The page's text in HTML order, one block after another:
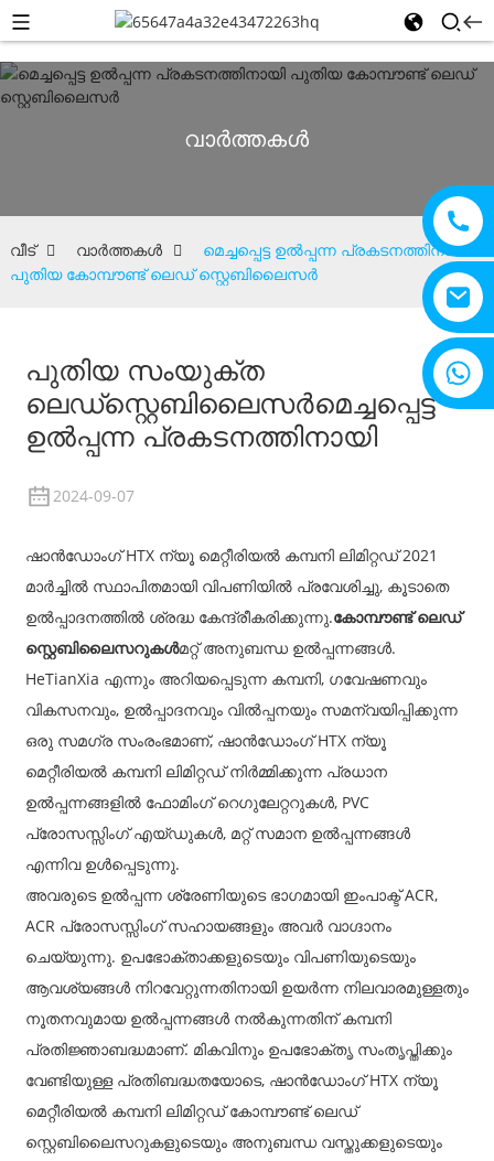
+8615805330828
വാർത്തകൾ
വീട് വാർത്തകൾ
മെച്ചപ്പെട്ട ഉൽപ്പന്ന പ്രകടനത്തിനായി
പുതിയ കോമ്പൗണ്ട് ലെഡ് സ്റ്റെബിലൈസർ
പുതിയ സംയുക്ത
ലെഡ്സ്റ്റെബിലൈസർമെച്ചപ്പെട്ട
ഉൽപ്പന്ന പ്രകടനത്തിനായി
2024-09-07
ഷാൻഡോംഗ് HTX ന്യൂ മെറ്റീരിയൽ കമ്പനി ലിമിറ്റഡ് 2021
മാർച്ചിൽ സ്ഥാപിതമായി വിപണിയിൽ പ്രവേശിച്ചു, കൂടാതെ
ഉൽപ്പാദനത്തിൽ ശ്രദ്ധ കേന്ദ്രീകരിക്കുന്നു.കോമ്പൗണ്ട് ലെഡ്
സ്റ്റെബിലൈസറുകൾമറ്റ് അനുബന്ധ ഉൽപ്പന്നങ്ങൾ.
HeTianXia എന്നും അറിയപ്പെടുന്ന കമ്പനി, ഗവേഷണവും
വികസനവും, ഉൽപ്പാദനവും വിൽപ്പനയും സമന്വയിപ്പിക്കുന്ന
ഒരു സമഗ്ര സംരംഭമാണ്, ഷാൻഡോംഗ് HTX ന്യൂ
മെറ്റീരിയൽ കമ്പനി ലിമിറ്റഡ് നിർമ്മിക്കുന്ന പ്രധാന
ഉൽപ്പന്നങ്ങളിൽ ഫോമിംഗ് റെഗുലേറ്ററുകൾ, PVC
പ്രോസസ്സിംഗ് എയ്ഡുകൾ, മറ്റ് സമാന ഉൽപ്പന്നങ്ങൾ
എന്നിവ ഉൾപ്പെടുന്നു.
അവരുടെ ഉൽപ്പന്ന ശ്രേണിയുടെ ഭാഗമായി ഇംപാക്ട് ACR,
ACR പ്രോസസ്സിംഗ് സഹായങ്ങളും അവർ വാഗ്ദാനം
ചെയ്യുന്നു. ഉപഭോക്താക്കളുടെയും വിപണിയുടെയും
ആവശ്യങ്ങൾ നിറവേറ്റുന്നതിനായി ഉയർന്ന നിലവാരമുള്ളതും
നൂതനവുമായ ഉൽപ്പന്നങ്ങൾ നൽകുന്നതിന് കമ്പനി
പ്രതിജ്ഞാബദ്ധമാണ്. മികവിനും ഉപഭോക്തൃ സംതൃപ്തിക്കും
വേണ്ടിയുള്ള പ്രതിബദ്ധതയോടെ, ഷാൻഡോംഗ് HTX ന്യൂ
മെറ്റീരിയൽ കമ്പനി ലിമിറ്റഡ് കോമ്പൗണ്ട് ലെഡ്
സ്റ്റെബിലൈസറുകളുടെയും അനുബന്ധ വസ്തുക്കളുടെയും